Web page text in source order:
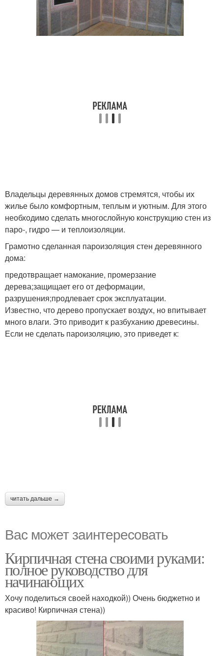
Владельцы деревянных домов стремятся, чтобы их
жилье было комфортным, теплым и уютным. Для этого
необходимо сделать многослойную конструкцию стен из
паро-, гидро — и теплоизоляции.
Грамотно сделанная пароизоляция стен деревянного
дома:
предотвращает намокание, промерзание
дерева;защищает его от деформации,
разрушения;продлевает срок эксплуатации.
Известно, что дерево пропускает воздух, но впитывает
много влаги. Это приводит к разбуханию древесины.
Если не сделать пароизоляцию, это приведет к:
читать дальше →
Вас может заинтересовать
Кирпичная стена своими руками:
полное руководство для
начинающих
Хочу поделиться своей находкой)) Очень бюджетно и
красиво! Кирпичная стена))